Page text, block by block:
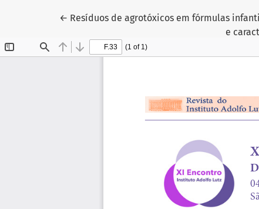
← Voltar aos Detalhes do Artigo
Resíduos de agrotóxicos em fórmulas
e